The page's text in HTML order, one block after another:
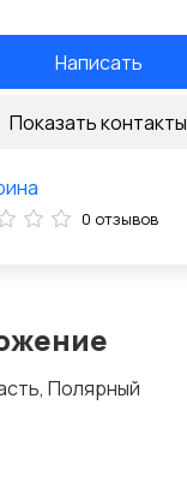
Полярный
Написать
Показать контакты
0 отзывов